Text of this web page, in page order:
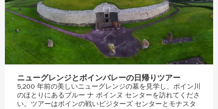
ニューグレンジとボインバレーの日帰りツアー
5,200 年前の美しいニューグレンジの墓を見学し、ボイン川
のほとりにあるブルー ナ ボインヌ センターを訪れてくださ
い。ツアーはボインの戦いビジターズ センターとモナスタ